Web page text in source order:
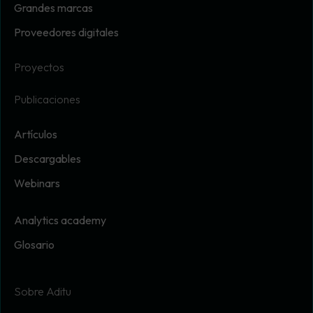
Grandes marcas
Proveedores digitales
Proyectos
Publicaciones
Artículos
Descargables
Webinars
Analytics academy
Glosario
Sobre Aditu